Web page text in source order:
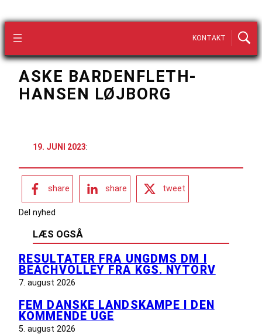
KONTAKT
ASKE BARDENFLETH-
HANSEN LØJBORG
19. JUNI 2023:
share share tweet
Del nyhed
LÆS OGSÅ
RESULTATER FRA UNGDMS DM I
BEACHVOLLEY FRA KGS. NYTORV
7. august 2026
FEM DANSKE LANDSKAMPE I DEN
KOMMENDE UGE
5. august 2026